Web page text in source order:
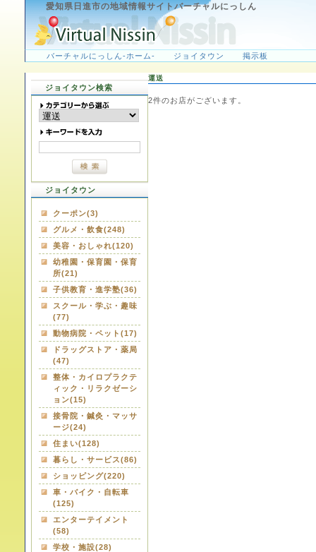
愛知県日進市の地域情報サイトバーチャルにっしん
バーチャルにっしん-ホーム- ジョイタウン 掲示板
ジョイタウン検索
ジョイタウン
クーポン(3)
グルメ・飲食(248)
美容・おしゃれ(120)
幼稚園・保育園・保育
所(21)
子供教育・進学塾(36)
スクール・学ぶ・趣味
(77)
動物病院・ペット(17)
ドラッグストア・薬局
(47)
整体・カイロプラクテ
ィック・リラクゼーシ
ョン(15)
接骨院・鍼灸・マッサ
ージ(24)
住まい(128)
暮らし・サービス(86)
ショッピング(220)
車・バイク・自転車
(125)
エンターテイメント
(58)
学校・施設(28)
運送
2件のお店がございます。